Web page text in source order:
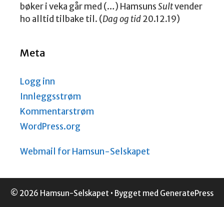
bøker i veka går med (…) HamsunsSultvender
ho alltid tilbake til. (Dag og tid20.12.19)
Meta
Logg inn
Innleggsstrøm
Kommentarstrøm
WordPress.org
Webmail for Hamsun-Selskapet
© 2026 Hamsun-Selskapet • Bygget med GeneratePress